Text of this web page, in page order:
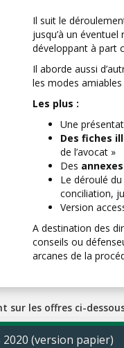
Il suit le
jusqu’à un
développant à part
Il aborde aussi
les modes
Les plus :
Une
Des fiches
de l’avocat »
Des
Le déroulé
conciliation,
Version
A destination des
conseils ou
arcanes de la
sur les offres ci-
(version papier)